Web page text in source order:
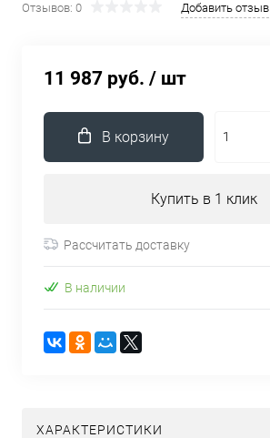
Отзывов: 0 Добавить отзыв
11 987 руб. / шт
В корзину
Купить в 1 клик
Рассчитать доставку
В наличии
ХАРАКТЕРИСТИКИ